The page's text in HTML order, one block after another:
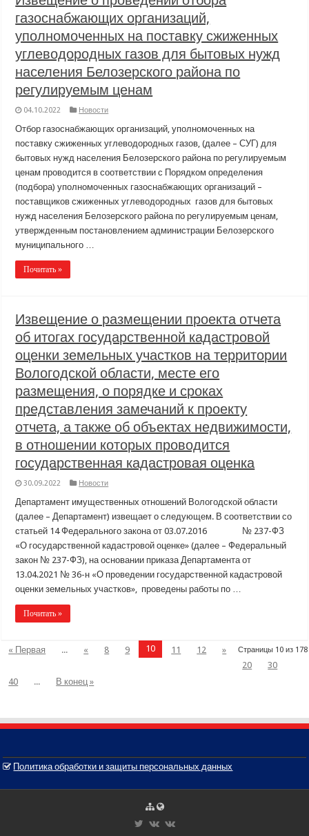
газоснабжающих организаций,
уполномоченных на поставку сжиженных
углеводородных газов для бытовых нужд
населения Белозерского района по
регулируемым ценам
04.10.2022 Новости
Отбор газоснабжающих организаций, уполномоченных на
поставку сжиженных углеводородных газов, (далее – СУГ) для
бытовых нужд населения Белозерского района по регулируемым
ценам проводится в соответствии с Порядком определения
(подбора) уполномоченных газоснабжающих организаций –
поставщиков сжиженных углеводородных газов для бытовых
нужд населения Белозерского района по регулируемым ценам,
утвержденным постановлением администрации Белозерского
муниципального …
Почитать »
Извещение о размещении проекта отчета
об итогах государственной кадастровой
оценки земельных участков на территории
Вологодской области, месте его
размещения, о порядке и сроках
представления замечаний к проекту
отчета, а также об объектах недвижимости,
в отношении которых проводится
государственная кадастровая оценка
30.09.2022 Новости
Департамент имущественных отношений Вологодской области
(далее – Департамент) извещает о следующем. В соответствии со
статьей 14 Федерального закона от 03.07.2016 № 237-ФЗ
«О государственной кадастровой оценке» (далее – Федеральный
закон № 237-ФЗ), на основании приказа Департамента от
13.04.2021 № 36-н «О проведении государственной кадастровой
оценки земельных участков», проведены работы по …
Почитать »
Страницы 10 из 178
« Первая ... « 8 9 10 11 12
»
20
30
40
... В конец »
Политика обработки и защиты персональных данных